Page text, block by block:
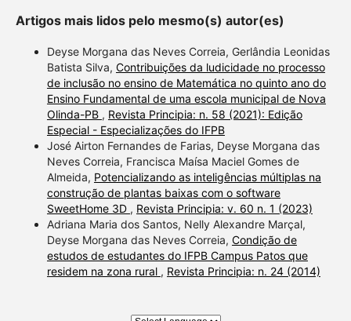
contrasts the cited claim, and
a label indicating in which
section the citation was
made.
Artigos mais lidos pelo mesmo(s) autor(es)
Deyse Morgana das Neves Correia, Gerlândia Leonidas
Batista Silva, Contribuições da ludicidade no processo
de inclusão no ensino de Matemática no quinto ano do
Ensino Fundamental de uma escola municipal de Nova
Olinda-PB , Revista Principia: n. 58 (2021): Edição
Especial - Especializações do IFPB
José Airton Fernandes de Farias, Deyse Morgana das
Neves Correia, Francisca Maísa Maciel Gomes de
Almeida, Potencializando as inteligências múltiplas na
construção de plantas baixas com o software
SweetHome 3D , Revista Principia: v. 60 n. 1 (2023)
Adriana Maria dos Santos, Nelly Alexandre Marçal,
Deyse Morgana das Neves Correia, Condição de
estudos de estudantes do IFPB Campus Patos que
residem na zona rural , Revista Principia: n. 24 (2014)